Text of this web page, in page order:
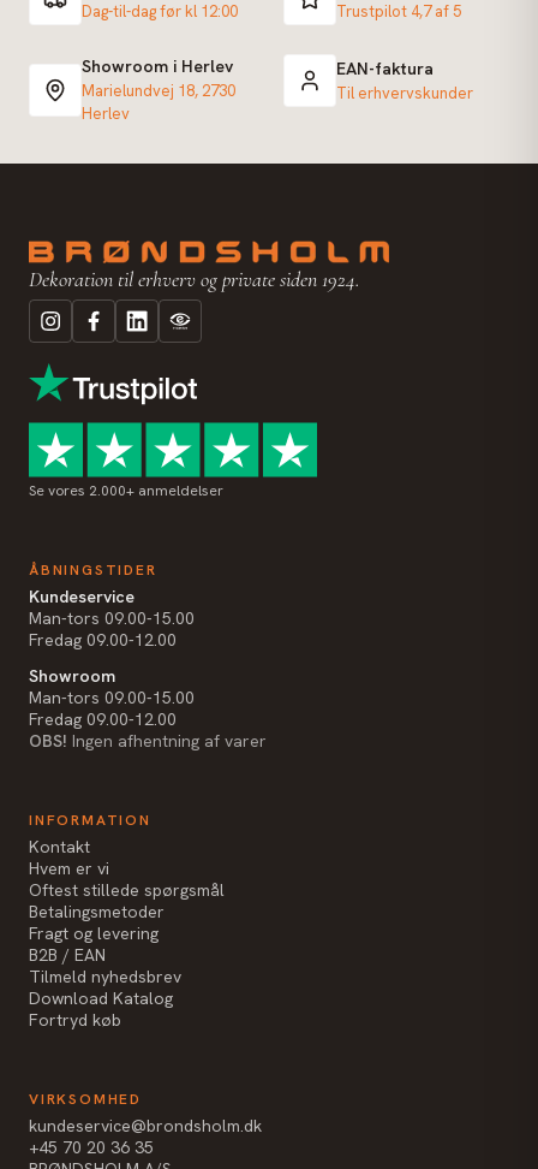
Dag-til-dag før kl 12:00 Trustpilot 4,7 af 5
Showroom i Herlev
Marielundvej 18, 2730
Herlev
EAN-faktura
Til erhvervskunder
Dekoration til erhverv og private siden 1924.
Se vores 2.000+ anmeldelser
ÅBNINGSTIDER
Kundeservice
Man-tors 09.00-15.00
Fredag 09.00-12.00
Showroom
Man-tors 09.00-15.00
Fredag 09.00-12.00
OBS! Ingen afhentning af varer
INFORMATION
Kontakt
Hvem er vi
Oftest stillede spørgsmål
Betalingsmetoder
Fragt og levering
B2B / EAN
Tilmeld nyhedsbrev
Download Katalog
Fortryd køb
VIRKSOMHED
kundeservice@brondsholm.dk
+45 70 20 36 35